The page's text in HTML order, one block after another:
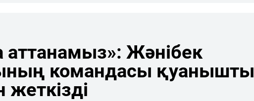
аттанамыз»: Жәнібек
командасы қуанышты